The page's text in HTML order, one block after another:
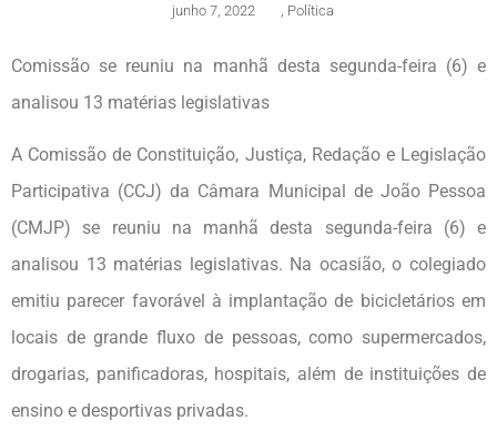
junho 7, 2022 Política
Comissão se reuniu na manhã desta segunda-feira (6) e
analisou 13 matérias legislativas
A Comissão de Constituição, Justiça, Redação e Legislação
Participativa (CCJ) da Câmara Municipal de João Pessoa
(CMJP) se reuniu na manhã desta segunda-feira (6) e
analisou 13 matérias legislativas. Na ocasião, o colegiado
emitiu parecer favorável à implantação de bicicletários em
locais de grande fluxo de pessoas, como supermercados,
drogarias, panificadoras, hospitais, além de instituições de
ensino e desportivas privadas.